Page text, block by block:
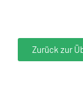
Zurück zur